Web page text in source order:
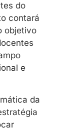
do
contará
objetivo
e
da